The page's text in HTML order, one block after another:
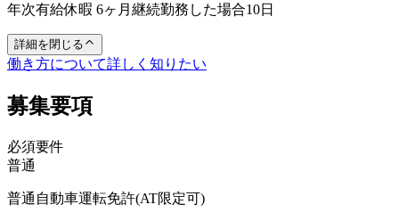
年次有給休暇 6ヶ月継続勤務した場合10日
詳細を閉じる
働き方について詳しく知りたい
募集要項
必須要件
普通
普通自動車運転免許(AT限定可)